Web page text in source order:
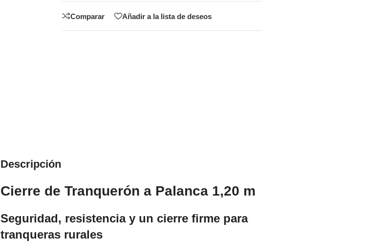
Comparar Añadir a la lista de deseos
Descripción
Cierre de Tranquerón a Palanca 1,20 m
Seguridad, resistencia y un cierre firme para
tranqueras rurales